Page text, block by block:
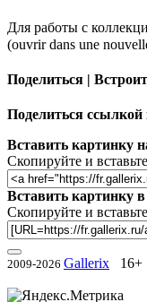
Для работы с
(ouvrir dans une
Поделиться |
Поделиться ссылкой
Вставить картинку
Скопируйте и
Вставить картинку
Скопируйте и
2009-2026 Gallerix 16+